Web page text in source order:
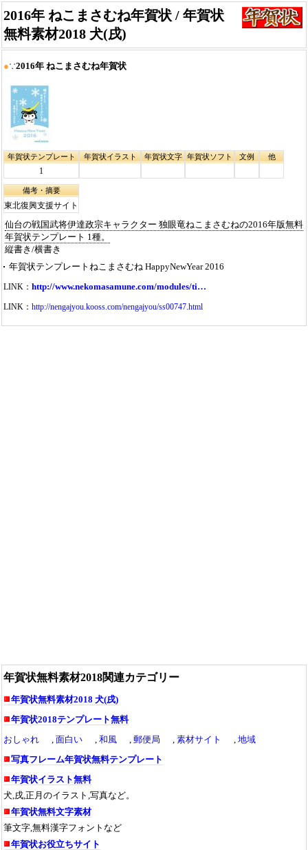
2016年 ねこまさむね年賀状 / 年賀状
無料素材2018 犬(戌)
●∵2016年 ねこまさむね年賀状
年賀状テンプレート
1
年賀状イラスト 年賀状文字 年賀状ソフト 文例 他
備考・摘要
東北復興支援サイト
仙台の戦国武将伊達政宗キャラクター 独眼竜ねこまさむねの2016年版無料
年賀状テンプレート 1種。
縦書き/横書き
年賀状テンプレート ねこまさむね HappyNewYear 2016
LINK： http://www.nekomasamune.com/modules/ti…
LINK： http://nengajyou.kooss.com/nengajyou/ss00747.html
年賀状無料素材2018関連カテゴリー
年賀状無料素材2018 犬(戌)
年賀状2018テンプレート無料
おしゃれ
面白い 和風 郵便局 素材サイト
地域
写真フレーム年賀状無料テンプレート
年賀状イラスト無料
犬,戌,正月のイラスト,写真など。
年賀状無料文字素材
筆文字,無料漢字フォントなど
年賀状お役立ちサイト